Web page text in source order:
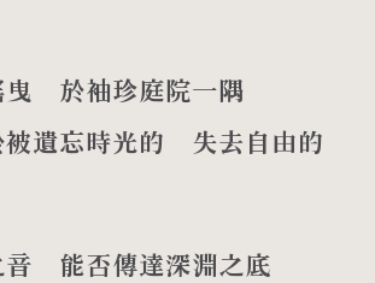
曳 於袖珍庭院一隅
被遺忘時光的 失去自由的
音 能否傳達深淵之底